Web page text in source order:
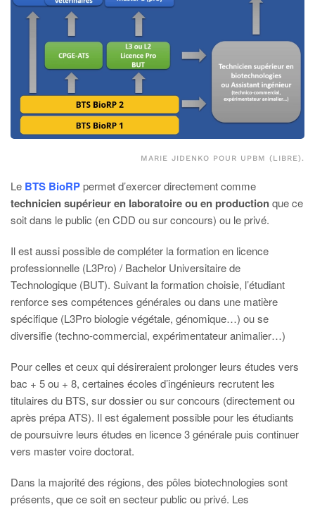
MARIE JIDENKO POUR UPBM (LIBRE).
Le BTS BioRPpermet d’exercer directement comme
technicien supérieur en laboratoire ou en productionque ce
soit dans le public (en CDD ou sur concours) ou le privé.
Il est aussi possible de compléter la formation en licence
professionnelle (L3Pro) / Bachelor Universitaire de
Technologique (BUT). Suivant la formation choisie, l’étudiant
renforce ses compétences générales ou dans une matière
spécifique (L3Pro biologie végétale, génomique…) ou se
diversifie (techno-commercial, expérimentateur animalier…)
Pour celles et ceux qui désireraient prolonger leurs études vers
bac + 5 ou + 8, certaines écoles d’ingénieurs recrutent les
titulaires du BTS, sur dossier ou sur concours (directement ou
après prépa ATS). Il est également possible pour les étudiants
de poursuivre leurs études en licence 3 générale puis continuer
vers master voire doctorat.
Dans la majorité des régions, des pôles biotechnologies sont
présents, que ce soit en secteur public ou privé. Les